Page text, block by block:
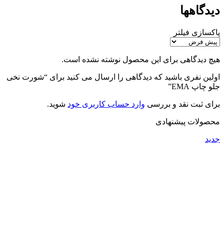
دیدگاهها
پاکسازی فیلتر
هیچ دیدگاهی برای این محصول نوشته نشده است.
اولین نفری باشید که دیدگاهی را ارسال می کنید برای “شورت نخی
جلو چاپ EMA”
برای ثبت نقد و بررسی وارد حساب کاربری خود شوید.
محصولات پیشنهادی
جدید